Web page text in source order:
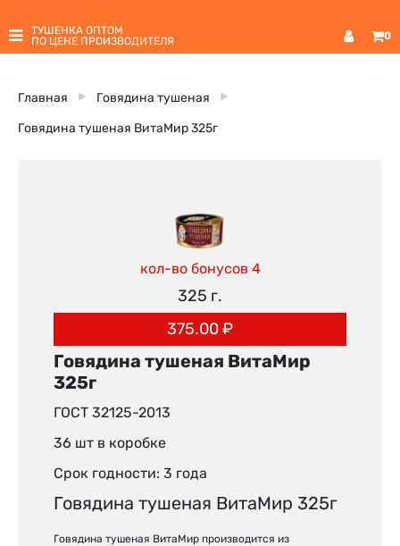
ТУШЕНКА ОПТОМ
ПО ЦЕНЕ ПРОИЗВОДИТЕЛЯ
0
Главная Говядина тушеная
Говядина тушеная ВитаМир 325г
кол-во бонусов 4
325 г.
375.00₽
Говядина тушеная ВитаМир
325г
ГОСТ 32125-2013
36 шт в коробке
Срок годности: 3 года
Говядина тушеная ВитаМир 325г
Говядина тушеная ВитаМир производится из